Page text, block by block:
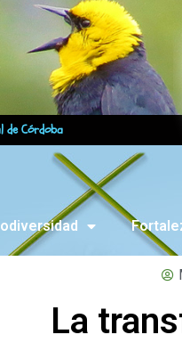
de Córdoba
La